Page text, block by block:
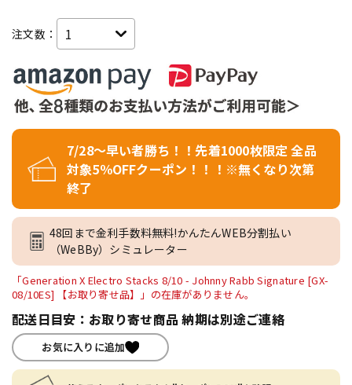
注文数：
7/28～早い者勝ち！！先着1000枚限定 全品
対象5％OFFクーポン！！！※無くなり次第
終了
48回まで金利手数料無料!かんたんWEB分割払い
（WeBBy）シミュレーター
「Generation X Electro Stacks 8/10 - Johnny Rabb Signature [GX-
08/10ES] 【お取り寄せ品】」の在庫がありません。
配送日目安：お取り寄せ商品 納期は別途ご連絡
お気に入りに追加